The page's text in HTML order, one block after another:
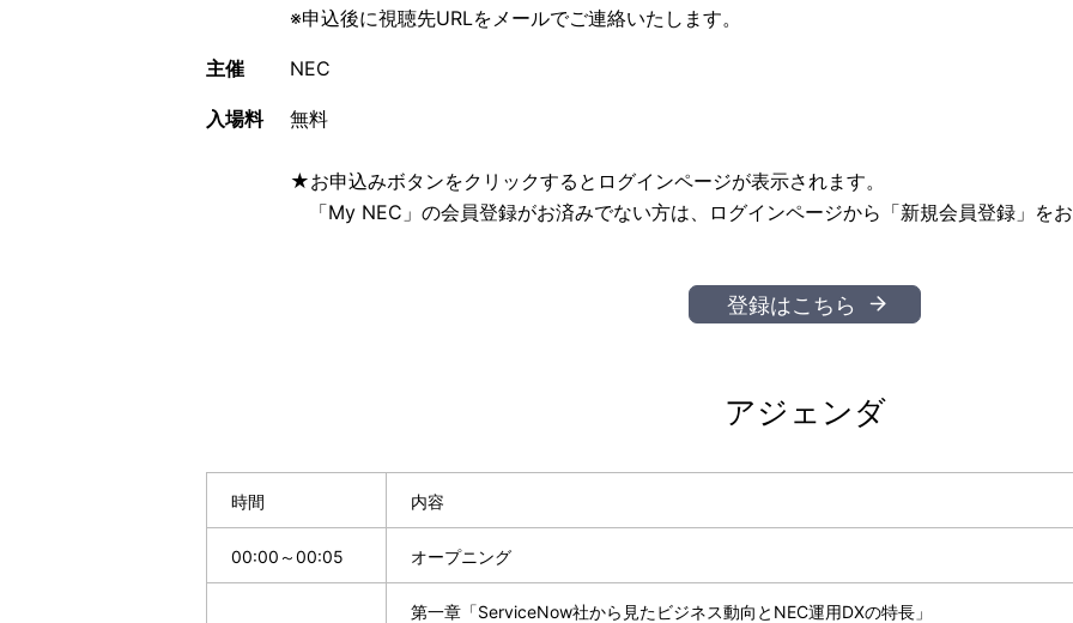
※申込後に視聴先URLをメールでご連絡いたします。
主催 NEC
入場料 無料
★お申込みボタンをクリックするとログインページが表示されます。
「My NEC」の会員登録がお済みでない方は、ログインページから「新規会員登録」をお
登録はこちら
アジェンダ
時間 内容
00:00～00:05 オープニング
第一章「ServiceNow社から見たビジネス動向とNEC運用DXの特長」